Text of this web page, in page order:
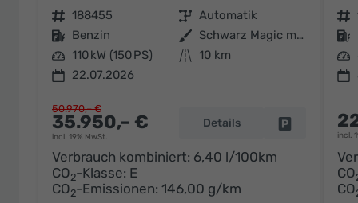
Fahrzeugnr. 188455 Getriebe Automatik
Kraftstoff Benzin Außenfarbe
Schwarz Magic metallic
Leistung 110 kW (150 PS) Kilometerstand 10 km
22.07.2026
35.950,– €
incl. 19% MwSt.
50.970,– €
Details Fahrzeug
Verbrauch kombiniert: 6,40 l/100km
CO2-Klasse: E
CO2-Emissionen: 146,00 g/km
Fahrzeugnr.
Kraftstoff
Leistung
incl.
CO
CO